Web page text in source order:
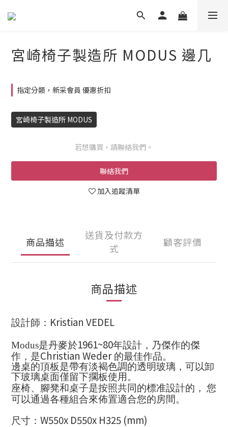
宮崎椅子製造所 MODUS 邊几
指定分類，新采會員 優惠折扣
宮崎椅子製造所 MODUS
若想購買，請聯絡我們。
聯絡我們
加入追蹤清單
商品描述
送貨及付款方
式
顧客評價
商品描述
設計師： Kristian VEDEL
Modus是丹麥於1961~80年設計，乃傑作的傑
作，是Christian Weder 的最佳作品。
邊桌的頂板是帶有淡褐色調的透明玻璃 ，可以卸
下玻璃桌面僅留下擱板使用 。
座椅、腳凳和桌子是按照共同的標准設計的， 您
可以通過各種組合來佈置適合您的房間。
尺寸： W550x D550x H325 (mm)